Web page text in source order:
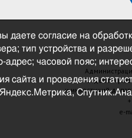
Отдел по
и инвестиций
e-
даете согласие на
тип устройства и
адрес; часовой пояс;
сайта и проведения